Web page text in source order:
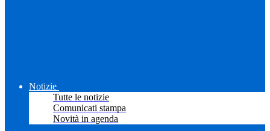
Notizie
Tutte le notizie
Comunicati stampa
Novità in agenda